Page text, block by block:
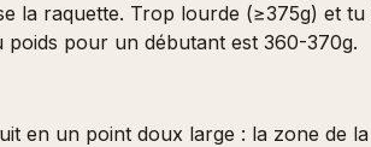
la raquette. Trop lourde (≥375g) et
poids pour un débutant est 360-370g.
en un point doux large : la zone de